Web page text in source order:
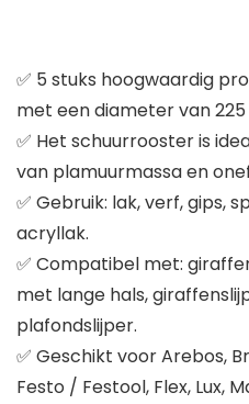
✅ 5 stuks hoogwaardig
met een diameter van
✅ Het schuurrooster is
van plamuurmassa en
✅ Gebruik: lak, verf, gips,
acryllak.
✅ Compatibel met:
met lange hals,
plafondslijper.
✅ Geschikt voor Arebos,
Festo / Festool, Flex, Lux,